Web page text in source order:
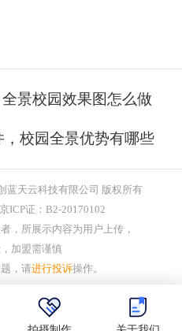
景校园效果图怎么做
校园全景优势有哪些
蓝天云科技有限公司 版权所有
ICP证：B2-20170102
，所展示内容为用户上传，
加盟需谨慎
，请进行投诉操作。